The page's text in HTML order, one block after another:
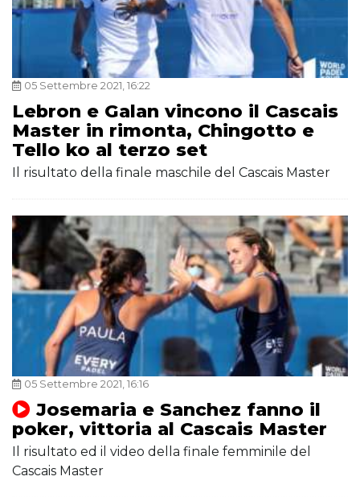
05 Settembre 2021, 16:22
Lebron e Galan vincono il Cascais
Master in rimonta, Chingotto e
Tello ko al terzo set
Il risultato della finale maschile del Cascais Master
05 Settembre 2021, 16:16
Josemaria e Sanchez fanno il
poker, vittoria al Cascais Master
Il risultato ed il video della finale femminile del
Cascais Master